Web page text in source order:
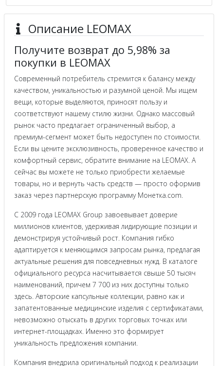
Описание LEOMAX
Получите возврат до 5,98% за
покупки в LEOMAX
Современный потребитель стремится к балансу между
качеством, уникальностью и разумной ценой. Мы ищем
вещи, которые выделяются, приносят пользу и
соответствуют нашему стилю жизни. Однако массовый
рынок часто предлагает ограниченный выбор, а
премиум-сегмент может быть недоступен по стоимости.
Если вы цените эксклюзивность, проверенное качество и
комфортный сервис, обратите внимание на LEOMAX. А
сейчас вы можете не только приобрести желаемые
товары, но и вернуть часть средств — просто оформив
заказ через партнерскую программу Монетка.com.
С 2009 года LEOMAX Group завоевывает доверие
миллионов клиентов, удерживая лидирующие позиции и
демонстрируя устойчивый рост. Компания гибко
адаптируется к меняющимся запросам рынка, предлагая
актуальные решения для повседневных нужд. В каталоге
официального ресурса насчитывается свыше 50 тысяч
наименований, причем 7 700 из них доступны только
здесь. Авторские капсульные коллекции, равно как и
запатентованные медицинские изделия с сертификатами,
невозможно отыскать в других торговых точках или
интернет-площадках. Именно это формирует
уникальность предложения компании.
Компания внедрила оригинальный подход к реализации